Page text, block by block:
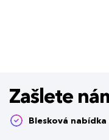
Zašlete
Blesková nabídka